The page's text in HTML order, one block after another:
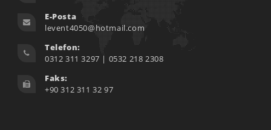
E-Posta
levent4050@hotmail.com
Telefon:
0312 311 3297 | 0532 218 2308
Faks:
+90 312 311 32 97